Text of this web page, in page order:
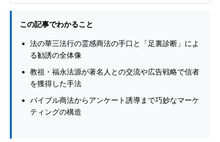
この記事でわかること
法の華三法行の霊感商法の手口と「足裏診断」によ
る勧誘の全体像
教祖・福永法源が著名人との交流や広告戦略で信者
を獲得した手法
バイブル商法からアンケート誘導まで巧妙なマーケ
ティングの構造